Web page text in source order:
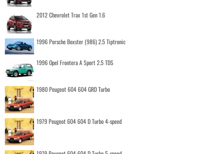
2012 Chevrolet Trax 1st Gen 1.6
1996 Porsche Boxster (986) 2.5 Tiptronic
1996 Opel Frontera A Sport 2.5 TDS
1980 Peugeot 604 604 GRD Turbo
1979 Peugeot 604 604 D Turbo 4-speed